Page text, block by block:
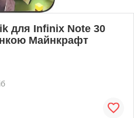
для Infinix Note 30
Майнкрафт